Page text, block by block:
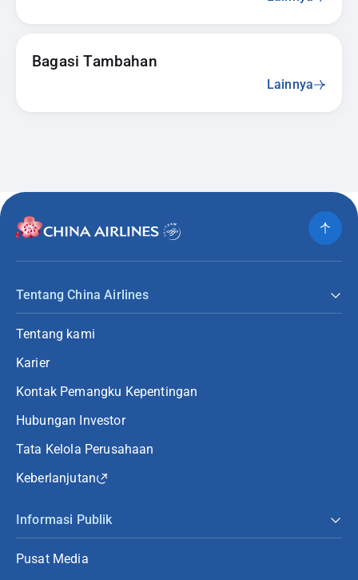
Bagasi Tambahan
Lainnya
Tentang China Airlines
Tentang kami
Karier
Kontak Pemangku Kepentingan
Hubungan Investor
Tata Kelola Perusahaan
Keberlanjutan
Informasi Publik
Pusat Media